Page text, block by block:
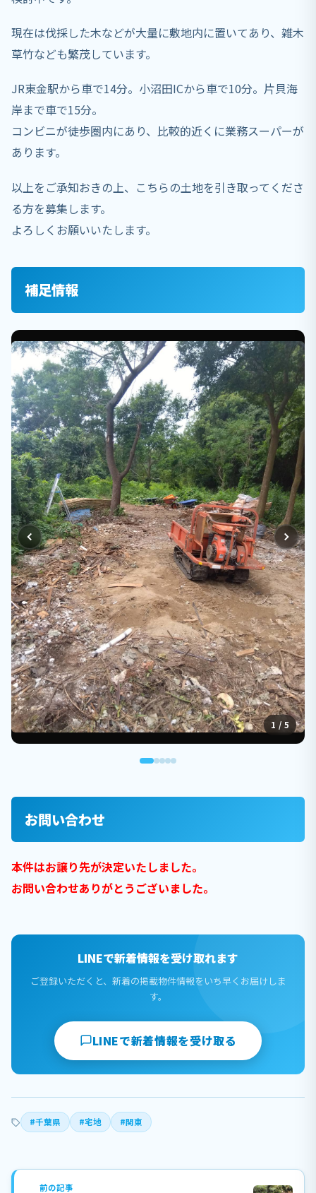
現在は伐採した木などが大量に敷地内に置いてあり、雑木
草竹なども繁茂しています。
JR東金駅から車で14分。小沼田ICから車で10分。片貝海
岸まで車で15分。
コンビニが徒歩圏内にあり、比較的近くに業務スーパーが
あります。
以上をご承知おきの上、こちらの土地を引き取ってくださ
る方を募集します。
よろしくお願いいたします。
補足情報
1 / 5
お問い合わせ
本件はお譲り先が決定いたしました。
お問い合わせありがとうございました。
LINEで新着情報を受け取れます
ご登録いただくと、新着の掲載物件情報をいち早くお届けしま
す。
LINEで新着情報を受け取る
#千葉県 #宅地 #関東
前の記事